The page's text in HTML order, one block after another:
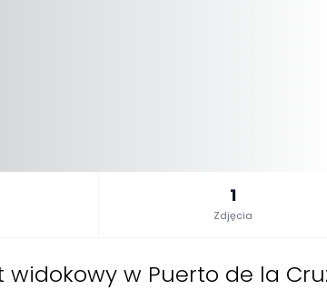
1
Zdjęcia
w Puerto de la